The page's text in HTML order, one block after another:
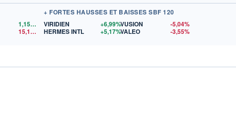
1,1521
$US
15,15$US
+ FORTES HAUSSES ET BAISSES SBF 120
VIRIDIEN
+6,99%
HERMES INTL
+5,17%
VUSION
-5,04%
VALEO
-3,55%